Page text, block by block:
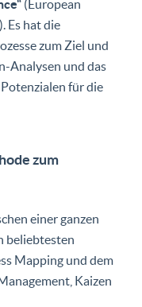
(European
Es hat die
zum Ziel und
Analysen und das
für die
zum
einer ganzen
beliebtesten
Mapping und dem
Kaizen